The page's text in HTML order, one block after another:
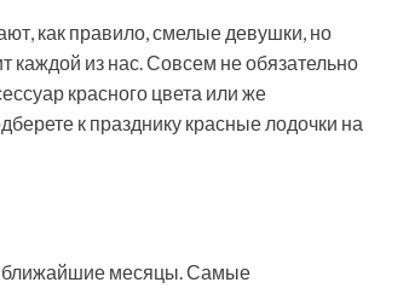
как правило, смелые девушки, но
каждой из нас. Совсем не обязательно
красного цвета или же
к празднику красные лодочки на
ближайшие месяцы. Самые